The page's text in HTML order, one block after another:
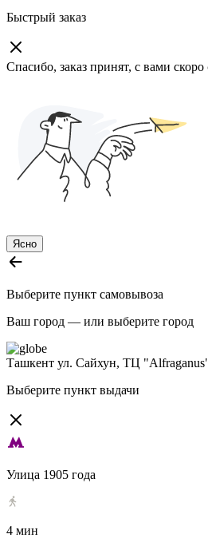
Быстрый заказ
Спасибо, заказ принят, с вами скоро
Ясно
Выберите пункт самовывоза
Ваш город — или выберите город
Ташкент ул. Сайхун, ТЦ
Выберите пункт выдачи
Улица 1905 года
4 мин